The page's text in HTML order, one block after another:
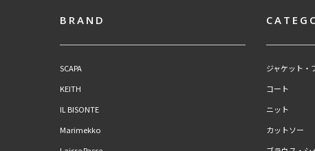
BRAND
SCAPA
KEITH
IL BISONTE
Marimekko
ジャケット・
コート
ニット
カットソー